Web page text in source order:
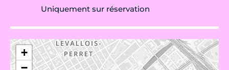
Uniquement sur réservation
+